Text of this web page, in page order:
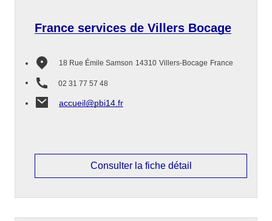
France services de Villers Bocage
18 Rue Émile Samson 14310 Villers-Bocage France
02 31 77 57 48
accueil@pbi14.fr
Consulter la fiche détail